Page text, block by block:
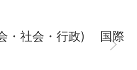
・社会・行政) 国際